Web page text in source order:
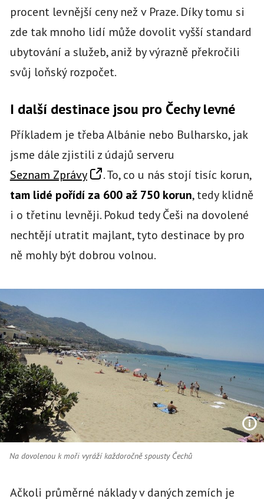
procent levnější ceny než v Praze. Díky tomu si
zde tak mnoho lidí může dovolit vyšší standard
ubytování a služeb, aniž by výrazně překročili
svůj loňský rozpočet.
I další destinace jsou pro Čechy levné
Příkladem je třeba Albánie nebo Bulharsko, jak
jsme dále zjistili z údajů serveru
Seznam Zprávy
. To, co u nás stojí tisíc korun,
tam lidé pořídí za 600 až 750 korun, tedy klidně
i o třetinu levněji. Pokud tedy Češi na dovolené
nechtějí utratit majlant, tyto destinace by pro
ně mohly být dobrou volnou.
Na dovolenou k moři vyráží každoročně spousty Čechů
Ačkoli průměrné náklady v daných zemích je